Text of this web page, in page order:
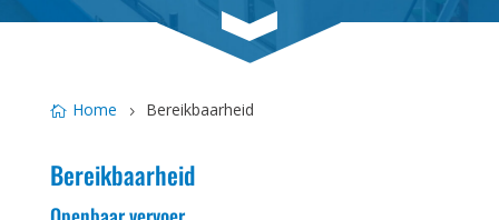
3
Home Bereikbaarheid
Bereikbaarheid